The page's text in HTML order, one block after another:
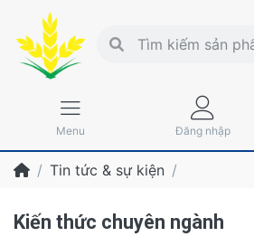
Menu Đăng nhập
Tin tức & sự kiện
Kiến thức chuyên ngành